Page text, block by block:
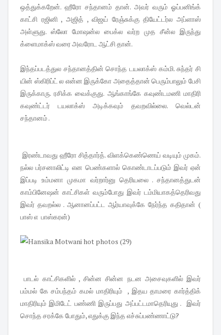
ஒத்துக்கறேன். ஹீரோ சந்தானம் தான். அவர் வரும் ஓப்பனிங்க்
காட்சி ரஜினி , அஜித் , விஜய் ரேஞ்சுக்கு தியேட்டர்ல அப்ளாஸ்
அள்ளுது. ஸ்லோ மோஷன்ல பைக்ல வர்ற முத சீன்ல இருந்து
க்ளைமாக்ஸ் வரை அவரோட ஆட்சி தான்.
இந்தப்படத்துல சந்தானத்தின் சொந்த டயலாக்ஸ் கம்மி. சுந்தர் சி
யின் ஸ்கிரிப்ட் ல என்ன இருக்கோ அதைத்தான் பெரும்பாலும் பேசி
இருக்காரு. ரசிக்க வைக்குது. ஆங்காங்கே கவுண்டமணி மாதிரி
கவுண்ட்டர் டயலாக்ஸ் அடிக்கவும் தவறவில்லை. வெல்டன்
சந்தானம் .
இரண்டாவது ஹீரோ சித்தார்த். விளக்கெண்ணெய் வடியும் முகம்.
நல்ல பர்சனாலிட்டி என பெண்களால் கொண்டாடப்படும் இவர் ஏன்
இப்படி உம்மனா முகமா வர்றார்னு தெரியலை . சந்தானத்துடன்
காம்பினேஷன் காட்சிகள் வரும்போது இவர் டம்மியாகத்தெரிவது
இவர் தவறல்ல . ஆனானப்பட்ட ஆர்யாவுக்கே நேர்ந்த கதிதான் (
பாஸ் எ பாஸ்கரன்)
பாடல் காட்சிகளில் , சின்ன சின்ன நடன அசைவுகளில் இவர்
பம்மல் கே சம்பந்தம் கமல் மாதிரியும் , இதய தாமரை கார்த்திக்
மாதிரியும் இமிடேட் பண்ணி இருப்பது அப்பட்டமாதெரியுது . இவர்
சொந்த சரக்கே போதும், எதுக்கு இந்த எச்சுப்பண்ணாட்டு?